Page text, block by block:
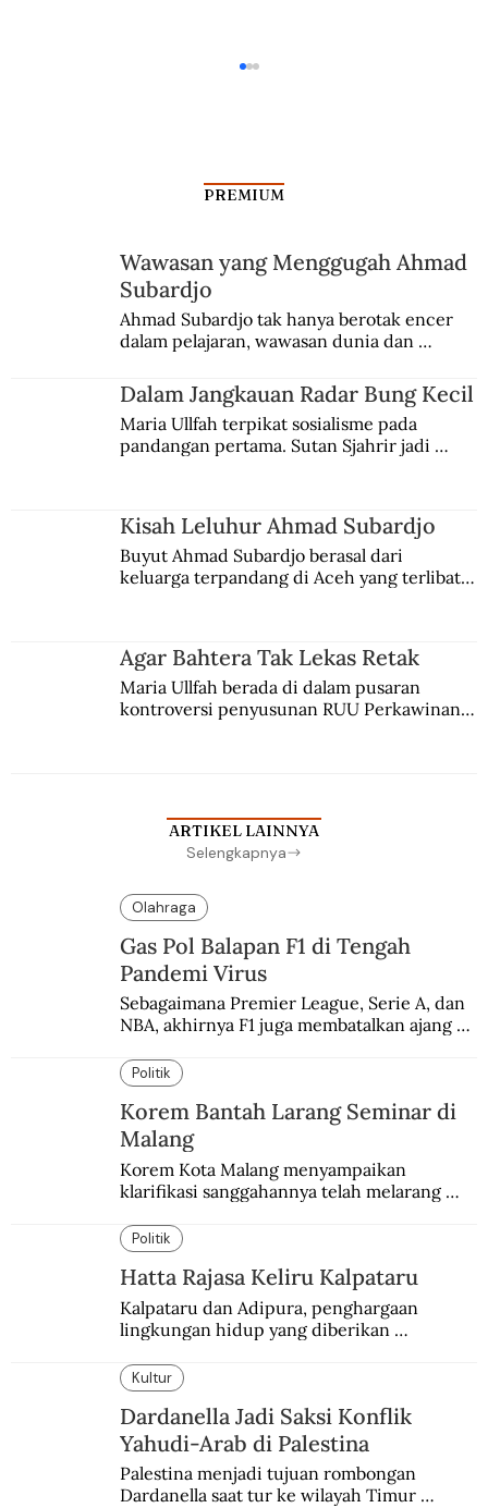
Gerakan Anti-Gundul Pelajar Masa
Jepang
PREMIUM
Wawasan yang Menggugah Ahmad
Subardjo
Ahmad Subardjo tak hanya berotak encer
dalam pelajaran, wawasan dunia dan
Jules Verne, Multatuli, hingga Sun Yat-sen.
Dalam Jangkauan Radar Bung Kecil
Maria Ullfah terpikat sosialisme pada
pandangan pertama. Sutan Sjahrir jadi
Kisah Leluhur Ahmad Subardjo
Buyut Ahmad Subardjo berasal dari
keluarga terpandang di Aceh yang terlibat
Agar Bahtera Tak Lekas Retak
Maria Ullfah berada di dalam pusaran
kontroversi penyusunan RUU Perkawinan.
ARTIKEL LAINNYA
Selengkapnya
Olahraga
Gas Pol Balapan F1 di Tengah
Pandemi Virus
Sebagaimana Premier League, Serie A, dan
NBA, akhirnya F1 juga membatalkan ajang
enam dekade lampau.
Politik
Korem Bantah Larang Seminar di
Malang
Korem Kota Malang menyampaikan
klarifikasi sanggahannya telah melarang
Malang.
Politik
Hatta Rajasa Keliru Kalpataru
Kalpataru dan Adipura, penghargaan
lingkungan hidup yang diberikan
yang berbeda.
Kultur
Dardanella Jadi Saksi Konflik
Yahudi-Arab di Palestina
Palestina menjadi tujuan rombongan
Dardanella saat tur ke wilayah Timur